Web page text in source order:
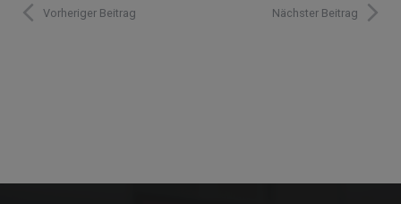
Vorheriger Beitrag Nächster Beitrag